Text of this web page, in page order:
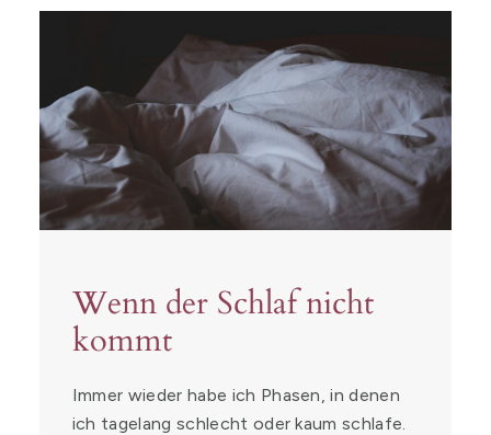
Wenn der Schlaf nicht
kommt
Immer wieder habe ich Phasen, in denen
ich tagelang schlecht oder kaum schlafe.